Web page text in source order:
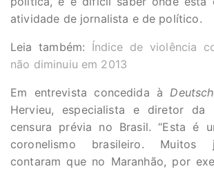
atividade de jornalista e de político.
Leia também: Índice de violência
não diminuiu em 2013
Em entrevista concedida à
Hervieu, especialista e diretor da
censura prévia no Brasil. “Esta é
coronelismo brasileiro. Muitos
contaram que no Maranhão, por